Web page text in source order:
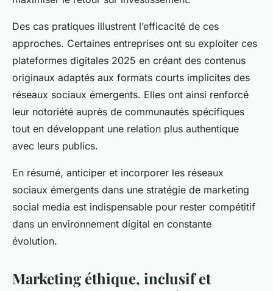
Des cas pratiques illustrent l’efficacité de ces
approches. Certaines entreprises ont su exploiter ces
plateformes digitales 2025 en créant des contenus
originaux adaptés aux formats courts implicites des
réseaux sociaux émergents. Elles ont ainsi renforcé
leur notoriété auprès de communautés spécifiques
tout en développant une relation plus authentique
avec leurs publics.
En résumé, anticiper et incorporer les réseaux
sociaux émergents dans une stratégie de marketing
social media est indispensable pour rester compétitif
dans un environnement digital en constante
évolution.
Marketing éthique, inclusif et